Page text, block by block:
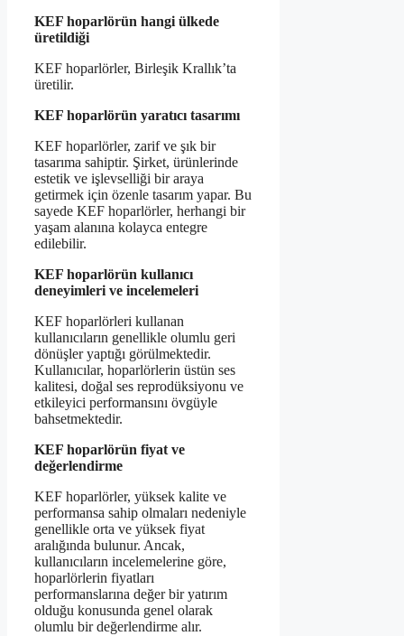
KEF hoparlörün hangi ülkede
üretildiği
KEF hoparlörler, Birleşik Krallık’ta
üretilir.
KEF hoparlörün yaratıcı tasarımı
KEF hoparlörler, zarif ve şık bir
tasarıma sahiptir. Şirket, ürünlerinde
estetik ve işlevselliği bir araya
getirmek için özenle tasarım yapar. Bu
sayede KEF hoparlörler, herhangi bir
yaşam alanına kolayca entegre
edilebilir.
KEF hoparlörün kullanıcı
deneyimleri ve incelemeleri
KEF hoparlörleri kullanan
kullanıcıların genellikle olumlu geri
dönüşler yaptığı görülmektedir.
Kullanıcılar, hoparlörlerin üstün ses
kalitesi, doğal ses reprodüksiyonu ve
etkileyici performansını övgüyle
bahsetmektedir.
KEF hoparlörün fiyat ve
değerlendirme
KEF hoparlörler, yüksek kalite ve
performansa sahip olmaları nedeniyle
genellikle orta ve yüksek fiyat
aralığında bulunur. Ancak,
kullanıcıların incelemelerine göre,
hoparlörlerin fiyatları
performanslarına değer bir yatırım
olduğu konusunda genel olarak
olumlu bir değerlendirme alır.